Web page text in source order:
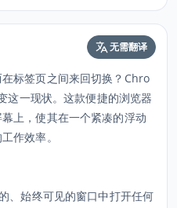
无需翻译
标签页之间来回切换？Chro
这一现状。这款便捷的浏览器
上，使其在一个紧凑的浮动
作效率。
、始终可见的窗口中打开任何